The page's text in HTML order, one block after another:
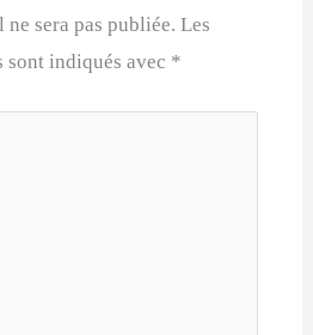
ne sera pas publiée. Les
indiqués avec *